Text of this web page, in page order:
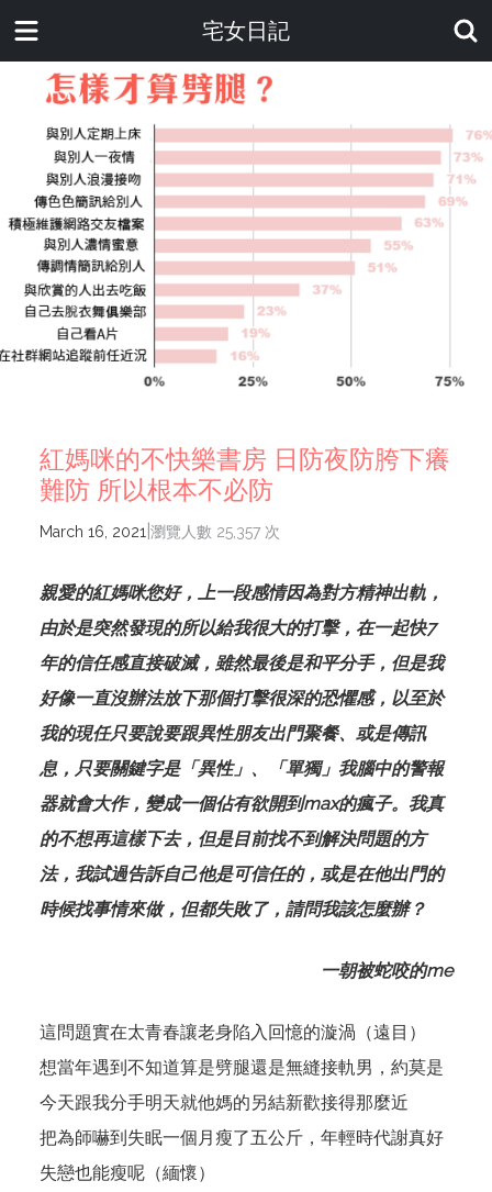
宅女日記
紅媽咪的不快樂書房 日防夜防胯下癢
難防 所以根本不必防
March 16, 2021 瀏覽人數 25,357 次
親愛的紅媽咪您好，上一段感情因為對方精神出軌，
由於是突然發現的所以給我很大的打擊，在一起快7
年的信任感直接破滅，雖然最後是和平分手，但是我
好像一直沒辦法放下那個打擊很深的恐懼感，以至於
我的現任只要說要跟異性朋友出門聚餐、或是傳訊
息，只要關鍵字是「異性」、「單獨」我腦中的警報
器就會大作，變成一個佔有欲開到max的瘋子。我真
的不想再這樣下去，但是目前找不到解決問題的方
法，我試過告訴自己他是可信任的，或是在他出門的
時候找事情來做，但都失敗了，請問我該怎麼辦？
一朝被蛇咬的me
這問題實在太青春讓老身陷入回憶的漩渦（遠目）
想當年遇到不知道算是劈腿還是無縫接軌男，約莫是
今天跟我分手明天就他媽的另結新歡接得那麼近
把為師嚇到失眠一個月瘦了五公斤，年輕時代謝真好
失戀也能瘦呢（緬懷）